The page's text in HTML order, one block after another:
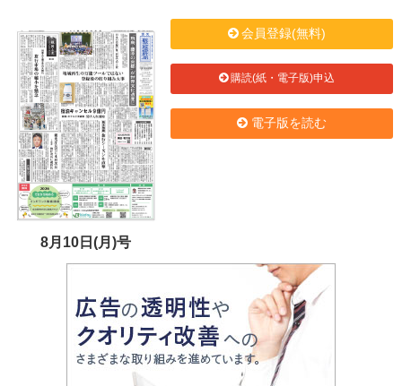
8月10日(月)号
会員登録(無料)
購読(紙・電子版)申込
電子版を読む